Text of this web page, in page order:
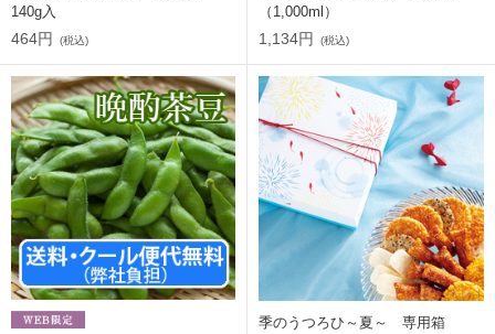
140g入
464円 (税込)
（1,000ml）
1,134円 (税込)
季のうつろひ～夏～ 専用箱